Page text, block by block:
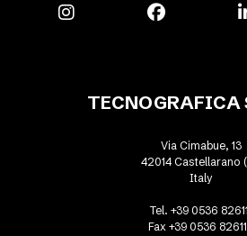
TECNOGRAFICA
Via Cimabue, 13
42014 Castellarano
Italy
Tel. +39 0536
Fax +39 0536